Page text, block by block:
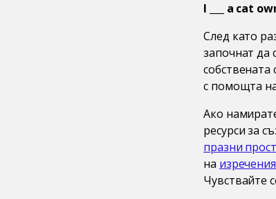
I ___ a cat
След като
започнат да
с помощта
Ако
ресурси за
празни
на изречения
Чувствайте